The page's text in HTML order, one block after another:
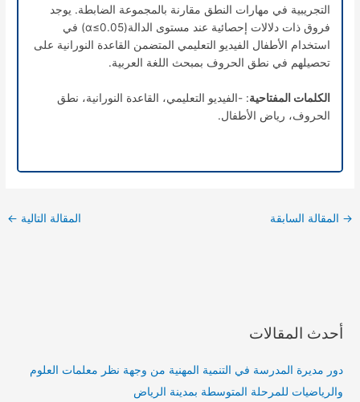
التجريبية في مهارات النطق مقارنة بالمجموعة الضابطة. يوجد
فروق ذات دلالات إحصائية عند مستوى الدالة(
α≤0.05) في
استخدام الأطفال الفيديو التعليمي المتضمن القاعدة النورانية على
تحصيلهم في نطق الحروف بمبحث اللغة العربية.
الكلمات المفتاحية: -الفيديو التعليمي، القاعدة النورانية، نطق
الحروف، رياض الأطفال.
→ المقالة السابقة المقالة التالية ←
أحدث المقالات
دور مديرة المدرسة في التنمية المهنية من وجهة نظر معلمات العلوم
والرياضيات للمرحلة المتوسطة بمدينة الرياض